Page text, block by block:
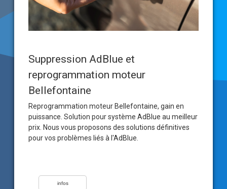
Suppression AdBlue et
reprogrammation moteur
Bellefontaine
Reprogrammation moteur Bellefontaine, gain en
puissance. Solution pour système AdBlue au meilleur
prix. Nous vous proposons des solutions définitives
pour vos problèmes liés à l'AdBlue.